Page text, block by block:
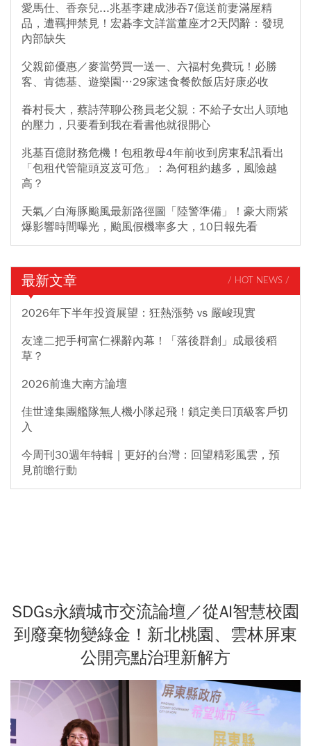
愛馬仕、香奈兒...兆基李建成涉吞7億送前妻滿屋精
品，遭羈押禁見！宏碁李文詳當董座才2天閃辭：發現
內部缺失
父親節優惠／麥當勞買一送一、六福村免費玩！必勝
客、肯德基、遊樂園…29家速食餐飲飯店好康必收
眷村長大，蔡詩萍聊公務員老父親：不給子女出人頭地
的壓力，只要看到我在看書他就很開心
兆基百億財務危機！包租教母4年前收到房東私訊看出
「包租代管龍頭岌岌可危」：為何租約越多，風險越
高？
天氣／白海豚颱風最新路徑圖「陸警準備」！豪大雨紫
爆影響時間曝光，颱風假機率多大，10日報先看
最新文章 / HOT NEWS /
2026年下半年投資展望：狂熱漲勢 vs 嚴峻現實
友達二把手柯富仁裸辭內幕！「落後群創」成最後稻
草？
2026前進大南方論壇
佳世達集團艦隊無人機小隊起飛！鎖定美日頂級客戶切
入
今周刊30週年特輯｜更好的台灣：回望精彩風雲，預
見前瞻行動
SDGs永續城市交流論壇／從AI智慧校園
到廢棄物變綠金！新北桃園、雲林屏東
公開亮點治理新解方